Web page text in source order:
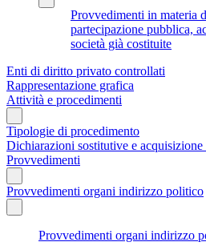
Provvedimenti in materia
partecipazione pubblica,
società già costituite
Enti di diritto privato controllati
Rappresentazione grafica
Attività e procedimenti
Tipologie di procedimento
Dichiarazioni sostitutive e
Provvedimenti
Provvedimenti organi indirizzo politico
Provvedimenti organi indirizzo